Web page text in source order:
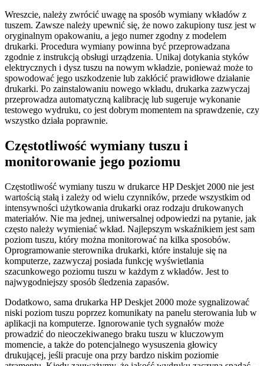
Wreszcie, należy zwrócić uwagę na sposób wymiany wkładów z
tuszem. Zawsze należy upewnić się, że nowo zakupiony tusz jest w
oryginalnym opakowaniu, a jego numer zgodny z modelem
drukarki. Procedura wymiany powinna być przeprowadzana
zgodnie z instrukcją obsługi urządzenia. Unikaj dotykania styków
elektrycznych i dysz tuszu na nowym wkładzie, ponieważ może to
spowodować jego uszkodzenie lub zakłócić prawidłowe działanie
drukarki. Po zainstalowaniu nowego wkładu, drukarka zazwyczaj
przeprowadza automatyczną kalibrację lub sugeruje wykonanie
testowego wydruku, co jest dobrym momentem na sprawdzenie, czy
wszystko działa poprawnie.
Częstotliwość wymiany tuszu i
monitorowanie jego poziomu
Częstotliwość wymiany tuszu w drukarce HP Deskjet 2000 nie jest
wartością stałą i zależy od wielu czynników, przede wszystkim od
intensywności użytkowania drukarki oraz rodzaju drukowanych
materiałów. Nie ma jednej, uniwersalnej odpowiedzi na pytanie, jak
często należy wymieniać wkład. Najlepszym wskaźnikiem jest sam
poziom tuszu, który można monitorować na kilka sposobów.
Oprogramowanie sterownika drukarki, które instaluje się na
komputerze, zazwyczaj posiada funkcję wyświetlania
szacunkowego poziomu tuszu w każdym z wkładów. Jest to
najwygodniejszy sposób śledzenia zapasów.
Dodatkowo, sama drukarka HP Deskjet 2000 może sygnalizować
niski poziom tuszu poprzez komunikaty na panelu sterowania lub w
aplikacji na komputerze. Ignorowanie tych sygnałów może
prowadzić do nieoczekiwanego braku tuszu w kluczowym
momencie, a także do potencjalnego wysuszenia głowicy
drukującej, jeśli pracuje ona przy bardzo niskim poziomie